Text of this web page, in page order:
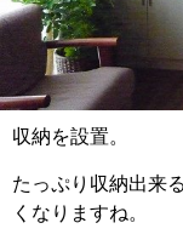
収納を設置。
たっぷり収納出来
くなりますね。